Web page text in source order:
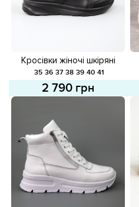
Кросівки жіночі шкіряні
581671 Чорні
35 36 37 38 39 40 41
2 790 грн